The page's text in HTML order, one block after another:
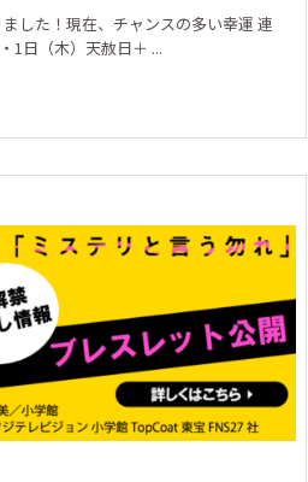
した！現在、チャンスの多い幸運 連
1日（木）天赦日＋ ...